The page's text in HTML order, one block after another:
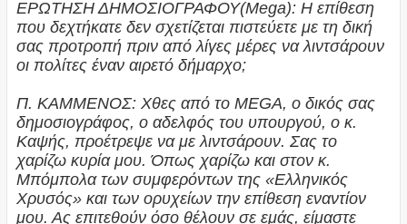
ΕΡΩΤΗΣΗ ΔΗΜΟΣΙΟΓΡΑΦΟΥ(Mega): Η επίθεση
που δεχτήκατε δεν σχετίζεται πιστεύετε με τη δική
σας προτροπή πριν από λίγες μέρες να λιντσάρουν
οι πολίτες έναν αιρετό δήμαρχο;
Π. ΚΑΜΜΕΝΟΣ: Χθες από το MEGA, ο δικός σας
δημοσιογράφος, ο αδελφός του υπουργού, ο κ.
Καψής, προέτρεψε να με λιντσάρουν. Σας το
χαρίζω κυρία μου. Όπως χαρίζω και στον κ.
Μπόμπολα των συμφερόντων της «Ελληνικός
Χρυσός» και των ορυχείων την επίθεση εναντίον
μου. Ας επιτεθούν όσο θέλουν σε εμάς, είμαστε